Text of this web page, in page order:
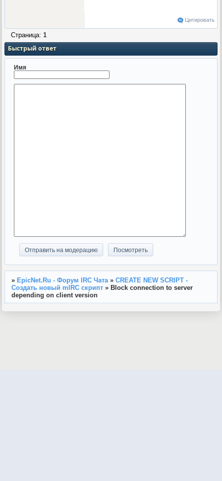
Цитировать
Страница: 1
Быстрый ответ
Имя
» EpicNet.Ru - Форум IRC Чата » CREATE NEW SCRIPT -
Создать новый mIRC скрипт » Block connection to server
depending on client version